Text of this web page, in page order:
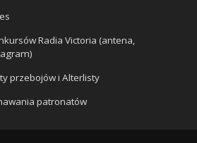
Radia Victoria (antena,
przebojów i Alterlisty
patronatów